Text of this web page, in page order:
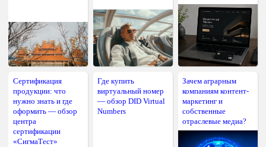
Сертификация
продукции: что
нужно знать и где
оформить — обзор
центра
сертификации
«СигмаТест»
Где купить
виртуальный номер
— обзор DID Virtual
Numbers
Зачем аграрным
компаниям контент-
маркетинг и
собственные
отраслевые медиа?